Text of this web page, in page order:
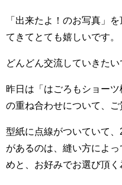
「出来たよ！のお写真」
てきてとても嬉しいです。
どんどん交流していきたい
昨日は「はごろもショー
の重ね合わせについて、ご
型紙に点線がついていて
があるのは、縫い方によ
めと、お好みでお選び頂く